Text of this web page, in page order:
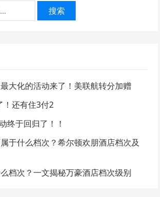
搜索
大化的活动来了！美联航转分加赠
！还有住3付2
终于回归了！！
于什么档次？希尔顿欢朋酒店档次及
档次？一文揭秘万豪酒店档次级别